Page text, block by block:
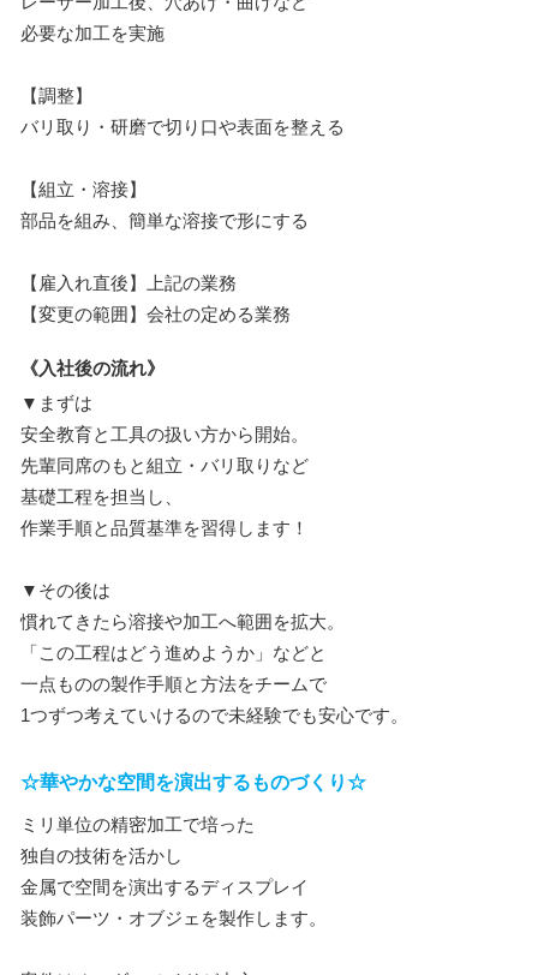
必要な加工を実施
【調整】
バリ取り・研磨で切り口や表面を整える
【組立・溶接】
部品を組み、簡単な溶接で形にする
【雇入れ直後】上記の業務
【変更の範囲】会社の定める業務
《入社後の流れ》
▼まずは
安全教育と工具の扱い方から開始。
先輩同席のもと組立・バリ取りなど
基礎工程を担当し、
作業手順と品質基準を習得します！
▼その後は
慣れてきたら溶接や加工へ範囲を拡大。
「この工程はどう進めようか」などと
一点ものの製作手順と方法をチームで
1つずつ考えていけるので未経験でも安心です。
☆華やかな空間を演出するものづくり☆
ミリ単位の精密加工で培った
独自の技術を活かし
金属で空間を演出するディスプレイ
装飾パーツ・オブジェを製作します。